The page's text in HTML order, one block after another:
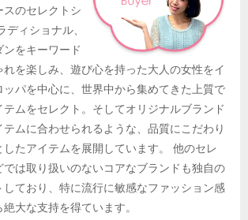
スのセレクトシ
ディショナル、
をキーワード
れを楽しみ、遊び心を持った大人の女性をイ
ッパを中心に、世界中から集めてきた上質で
ムをセレクト。そしてオリジナルブランド
ムに合わせられるような、品質にこだわり
たアイテムを展開しています。 他のセレ
では取り扱いのないコアなブランドも独自の
しており、特に流行に敏感なファッション感
大な支持を得ています。